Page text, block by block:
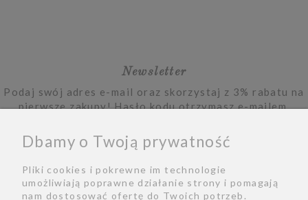
Newsletter
Podaj swój adres e-mail oraz skorzystaj z 3% rabatu na
pierwsze zakupy! Hasło kodu otrzymasz e-mailem.
Zapisz się
Dbamy o Twoją prywatność
Pliki cookies i pokrewne im technologie
umożliwiają poprawne działanie strony i pomagają
nam dostosować ofertę do Twoich potrzeb.